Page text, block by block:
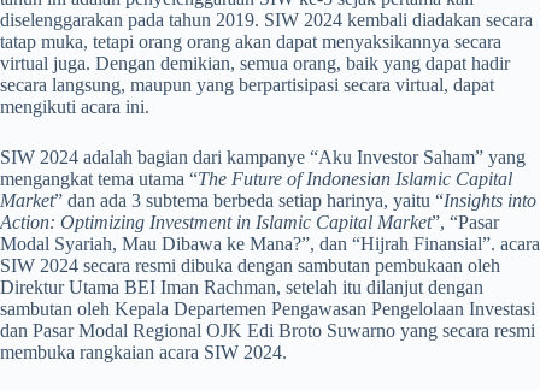
diselenggarakan pada tahun 2019. SIW 2024 kembali diadakan secara
tatap muka, tetapi orang orang akan dapat menyaksikannya secara
virtual juga. Dengan demikian, semua orang, baik yang dapat hadir
secara langsung, maupun yang berpartisipasi secara virtual, dapat
mengikuti acara ini.
SIW 2024 adalah bagian dari kampanye “Aku Investor Saham” yang
mengangkat tema utama “The Future of Indonesian Islamic Capital
Market” dan ada 3 subtema berbeda setiap harinya, yaitu “Insights into
Action: Optimizing Investment in Islamic Capital Market”, “Pasar
Modal Syariah, Mau Dibawa ke Mana?”, dan “Hijrah Finansial”. acara
SIW 2024 secara resmi dibuka dengan sambutan pembukaan oleh
Direktur Utama BEI Iman Rachman, setelah itu dilanjut dengan
sambutan oleh Kepala Departemen Pengawasan Pengelolaan Investasi
dan Pasar Modal Regional OJK Edi Broto Suwarno yang secara resmi
membuka rangkaian acara SIW 2024.